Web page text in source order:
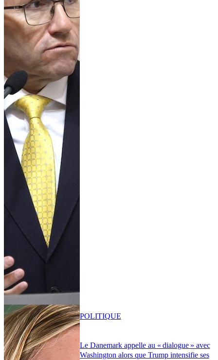
Le Danemark appelle au « dialogue » avec
Washington alors que Trump intensifie ses
POLITIQUE